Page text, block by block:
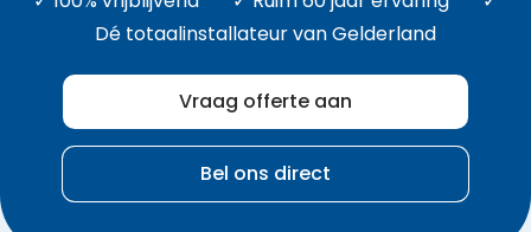
Dé totaalinstallateur van Gelderland
Vraag offerte aan
Bel ons direct